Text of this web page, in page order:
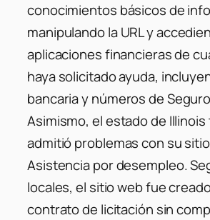
conocimientos básicos de
manipulando la URL y
aplicaciones financieras de
haya solicitado ayuda,
bancaria y números de
Asimismo, el estado de
admitió problemas con su
Asistencia por desempleo.
locales, el sitio web fue
contrato de licitación sin